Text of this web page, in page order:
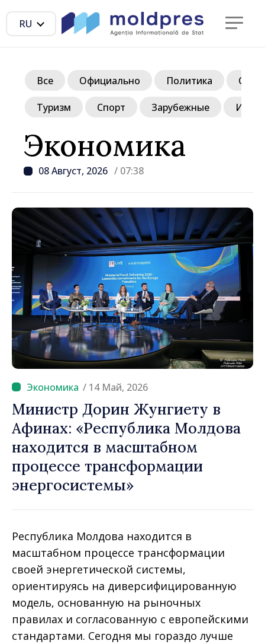
RU
Экономика
08 Август, 2026 / 07:38
Все Официально Политика
Туризм Спорт Зарубежные
/ 14 Май, 2026
Министр Дорин Жунгиету в
Афинах: «Республика Молдова
находится в масштабном
процессе трансформации
энергосистемы»
Республика Молдова находится в
масштабном процессе трансформации
своей энергетической системы,
ориентируясь на диверсифицированную
модель, основанную на рыночных
правилах и согласованную с европейскими
стандартами. Сегодня мы гораздо лучше